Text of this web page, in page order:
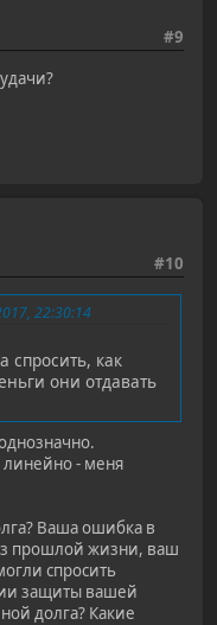
#9
#10
22:30:14
спросить, как
они отдавать
линейно - меня
Ваша ошибка в
прошлой жизни, ваш
спросить
защиты вашей
долга? Какие